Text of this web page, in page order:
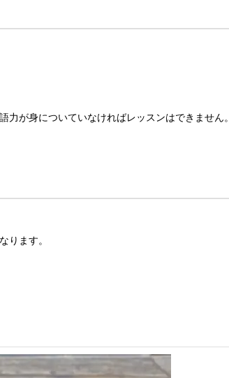
が身についていなければレッスンはできません。
ります。